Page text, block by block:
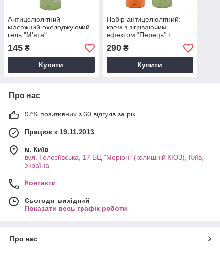
Антицелюлітний
масажний охолоджуючий
гель "М'ята"
145 ₴
Купити
Набір антицелюлітний:
крем з зігріваючим
ефектом "Перець" +
охолоджуючий гель
"М'ята"
290₴
Купити
Про нас
97% позитивних з 60 відгуків за рік
Працює з 19.11.2013
м. Київ
вул. Голосіївська, 17 БЦ "Моріон" (колишній КЮЗ), Київ,
Україна
Контакти
Сьогодні вихідний
Показати весь графік роботи
Про нас